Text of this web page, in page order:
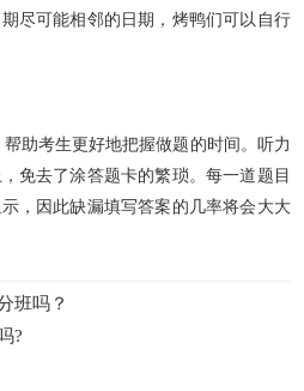
尽可能相邻的日期，烤鸭们可以自行
助考生更好地把握做题的时间。听力
免去了涂答题卡的繁琐。每一道题目
， 因此缺漏填写答案的几率将会大大
班吗？
?